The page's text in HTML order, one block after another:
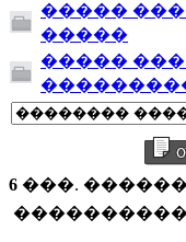
�����
�����
�����
6 ���.